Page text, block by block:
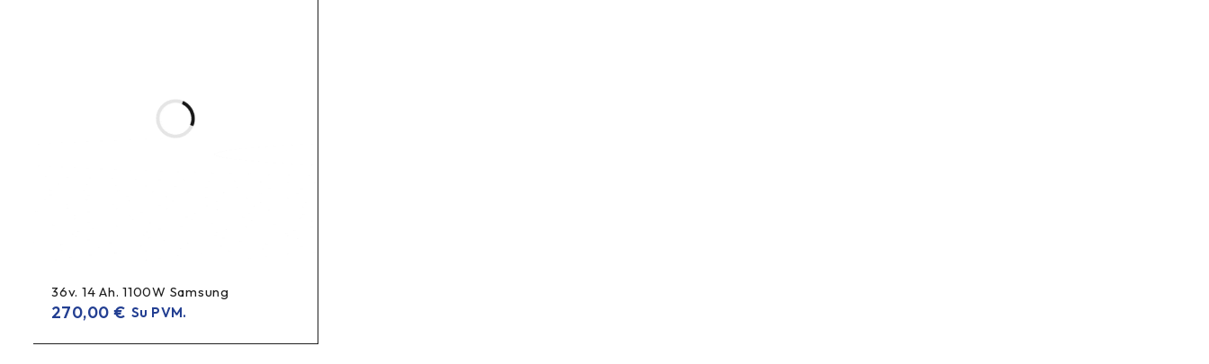
Sustodami ilgesniam laikui, leiskite įvykti bent daliniam atgaliniam skaičiavimui.
Po ilgo važiavimo atgalinis skaičiavimas gali užtrukti kelias minutes.
36v. 14 Ah. 1100W Samsung
270,00 € Su PVM.